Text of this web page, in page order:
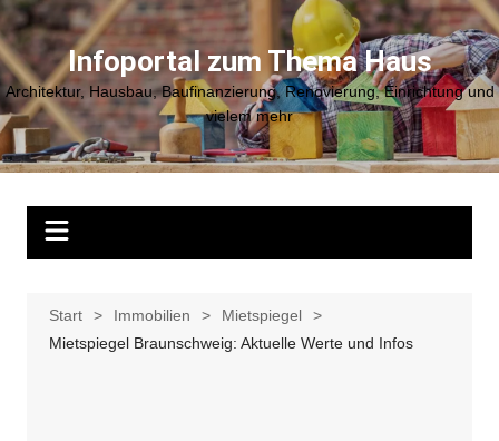
Zum
Inhalt
springenInfoportal zum Thema Haus
Architektur, Hausbau, Baufinanzierung, Renovierung, Einrichtung und
vielem mehr
Start Immobilien
Mietspiegel
Mietspiegel Braunschweig: Aktuelle Werte und Infos